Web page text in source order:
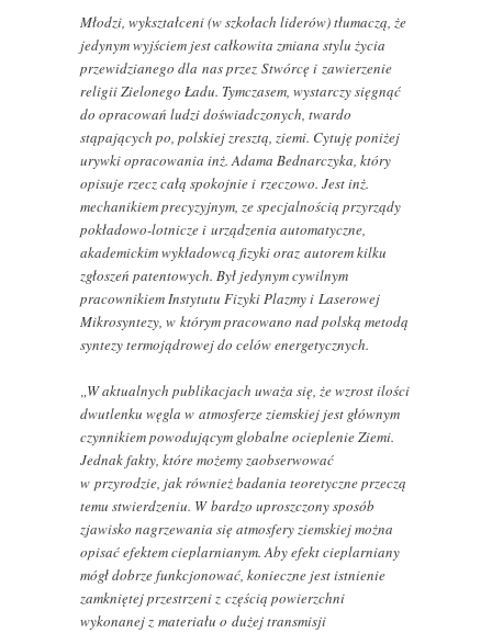
Młodzi, wykształceni (w szkołach liderów) tłumaczą, że
jedynym wyjściem jest całkowita zmiana stylu życia
przewidzianego dla nas przez Stwórcę i zawierzenie
religii Zielonego Ładu. Tymczasem, wystarczy sięgnąć
do opracowań ludzi doświadczonych, twardo
stąpających po, polskiej zresztą, ziemi. Cytuję poniżej
urywki opracowania inż. Adama Bednarczyka, który
opisuje rzecz całą spokojnie i rzeczowo. Jest inż.
mechanikiem precyzyjnym, ze specjalnością przyrządy
pokładowo-lotnicze i urządzenia automatyczne,
akademickim wykładowcą fizyki oraz autorem kilku
zgłoszeń patentowych. Był jedynym cywilnym
pracownikiem Instytutu Fizyki Plazmy i Laserowej
Mikrosyntezy, w którym pracowano nad polską metodą
syntezy termojądrowej do celów energetycznych.
„W aktualnych publikacjach uważa się, że wzrost ilości
dwutlenku węgla w atmosferze ziemskiej jest głównym
czynnikiem powodującym globalne ocieplenie Ziemi.
Jednak fakty, które możemy zaobserwować
w przyrodzie, jak również badania teoretyczne przeczą
temu stwierdzeniu. W bardzo uproszczony sposób
zjawisko nagrzewania się atmosfery ziemskiej można
opisać efektem cieplarnianym. Aby efekt cieplarniany
mógł dobrze funkcjonować, konieczne jest istnienie
zamkniętej przestrzeni z częścią powierzchni
wykonanej z materiału o dużej transmisji